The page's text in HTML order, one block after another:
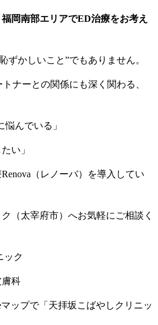
岡南部エリアでED治療をお考え
ずかしいこと”でもありません。
ナーとの関係にも深く関わる、
悩んでいる」
い」
（レノーバ）を導入してい
（太宰府市）へお気軽にご相談く
ック
科
ップで「天拝坂こばやしクリニッ